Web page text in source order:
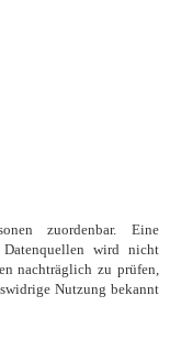
zuordenbar. Eine
Datenquellen wird nicht
nachträglich zu prüfen,
Nutzung bekannt